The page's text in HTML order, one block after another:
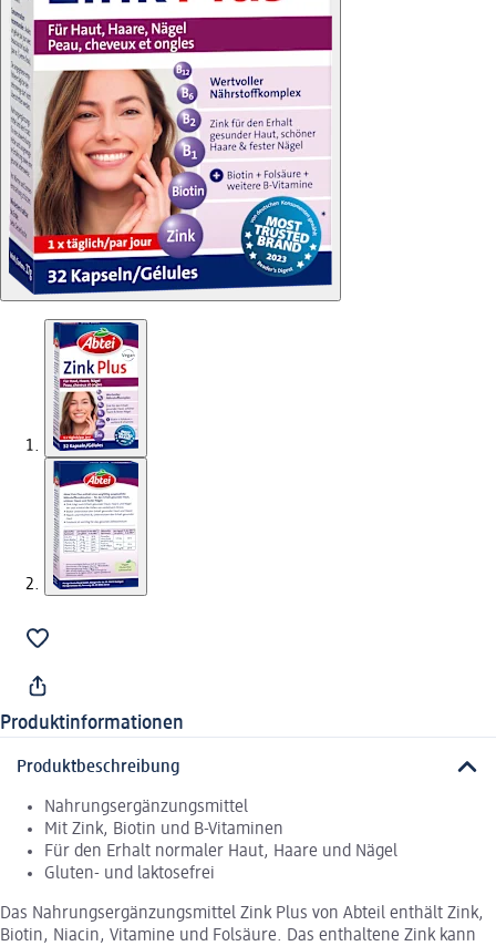
Produktinformationen
Produktbeschreibung
Nahrungsergänzungsmittel
Mit Zink, Biotin und B-Vitaminen
Für den Erhalt normaler Haut, Haare und Nägel
Gluten- und laktosefrei
Das Nahrungsergänzungsmittel Zink Plus von Abteil enthält Zink,
Biotin, Niacin, Vitamine und Folsäure. Das enthaltene Zink kann